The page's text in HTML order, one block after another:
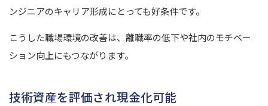
ンジニアのキャリア形成にとっても好条件です。
こうした職場環境の改善は、離職率の低下や社内のモチベー
ション向上にもつながります。
技術資産を評価され現金化可能